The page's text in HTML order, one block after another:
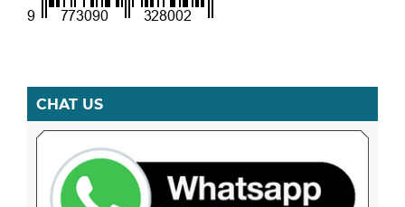
CHAT US